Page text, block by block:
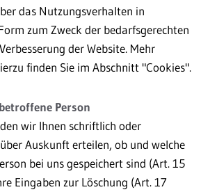
das Nutzungsverhalten in
zum Zweck der bedarfsgerechten
der Website. Mehr
finden Sie im Abschnitt "Cookies".
Person
wir Ihnen schriftlich oder
Auskunft erteilen, ob und welche
bei uns gespeichert sind (Art. 15
Eingaben zur Löschung (Art. 17